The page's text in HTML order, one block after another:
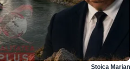
Stoica Marian